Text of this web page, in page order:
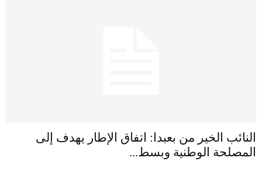
النائب الخير من بعبدا: اتفاق الإطار يهدف إلى
المصلحة الوطنية وبسط...